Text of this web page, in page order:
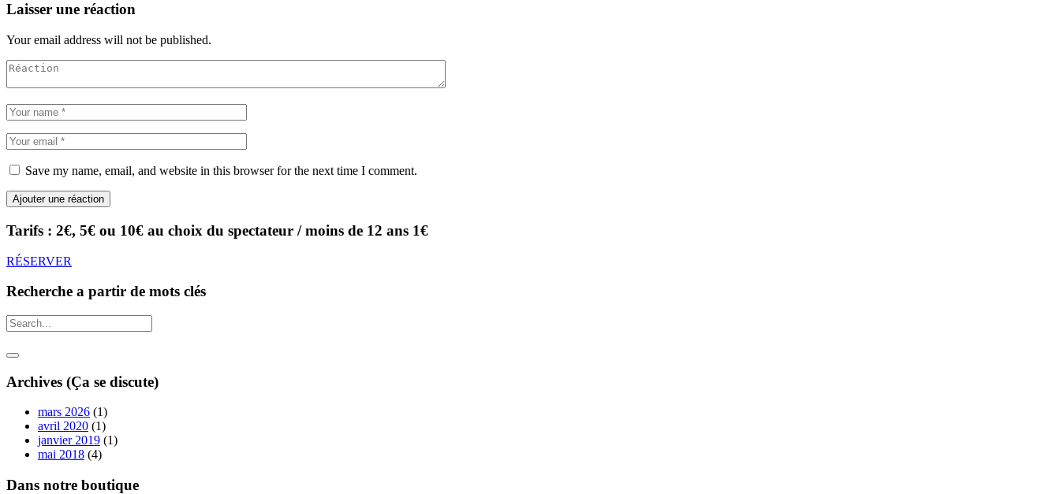
Laisser une réaction
Your email address will not be published.
Save my name, email, and website in this browser for the next time I comment.
Tarifs : 2€, 5€ ou 10€ au choix du spectateur / moins de 12 ans 1€
RÉSERVER
Recherche a partir de mots clés
Archives (Ça se discute)
mars 2026 (1)
avril 2020 (1)
janvier 2019 (1)
mai 2018 (4)
Dans notre boutique